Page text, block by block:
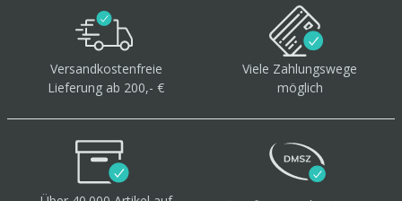
Versandkostenfreie
Lieferung ab 200,- €
Viele Zahlungswege
möglich